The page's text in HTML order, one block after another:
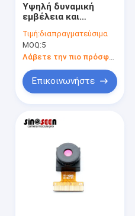
Υψηλή δυναμική
εμβέλεια και
Sinoseen GC2053
DVP Camera Module
για βιομηχανικές και
καταναλωτικές
εφαρμογές
Τιμή:διαπραγματεύσιμα
MOQ:5
Επικοινωνήστε